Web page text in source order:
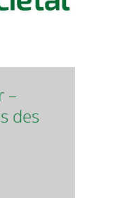
–
des